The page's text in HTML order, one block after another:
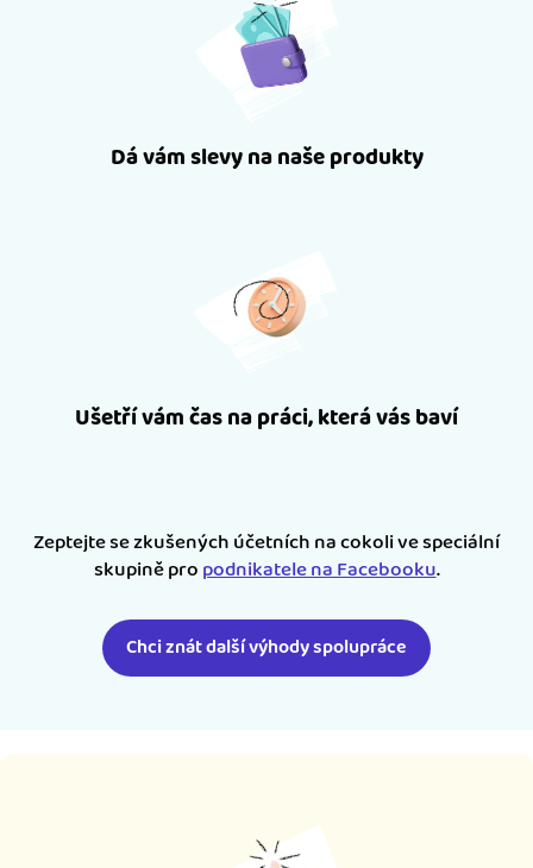
Dá vám slevy na naše produkty
Ušetří vám čas na práci, která vás baví
Zeptejte se zkušených účetních na cokoli ve speciální
skupině propodnikatele na Facebooku.
Chci znát další výhody spolupráce